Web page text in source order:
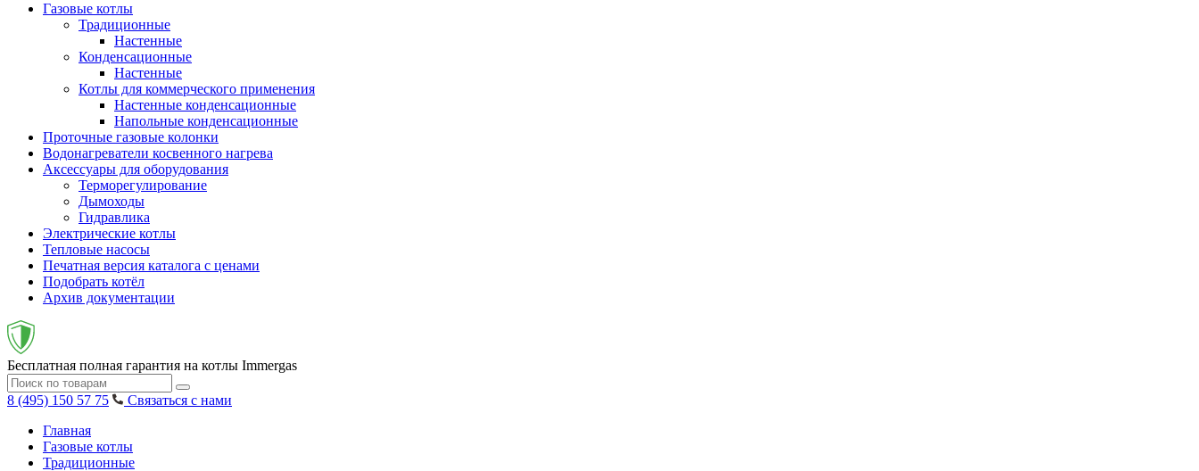
Газовые котлы
Традиционные
Настенные
Конденсационные
Настенные
Котлы для коммерческого применения
Настенные конденсационные
Напольные конденсационные
Проточные газовые колонки
Водонагреватели косвенного нагрева
Аксессуары для оборудования
Терморегулирование
Дымоходы
Гидравлика
Электрические котлы
Тепловые насосы
Печатная версия каталога с ценами
Подобрать котёл
Архив документации
Бесплатная полная гарантия на котлы Immergas
8 (495) 150 57 75
Связаться с нами
Главная
Газовые котлы
Традиционные